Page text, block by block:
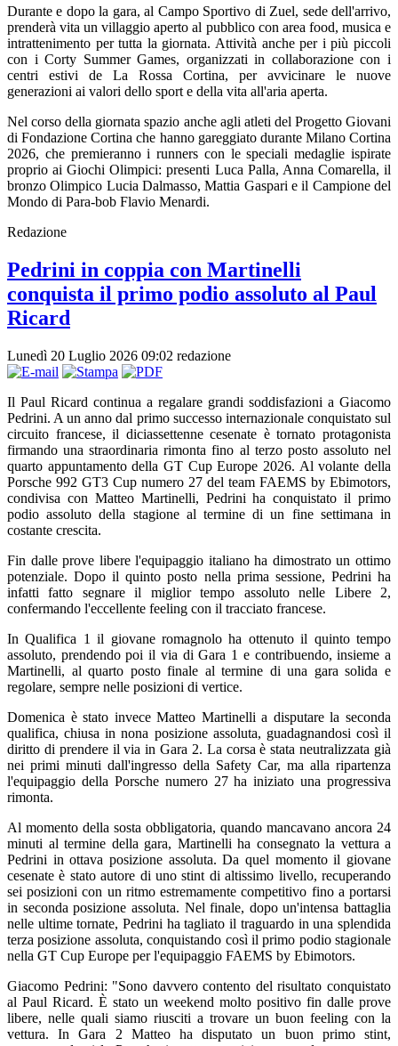
Durante e dopo la gara, al Campo Sportivo di Zuel, sede dell'arrivo,
prenderà vita un villaggio aperto al pubblico con area food, musica e
intrattenimento per tutta la giornata. Attività anche per i più piccoli
con i Corty Summer Games, organizzati in collaborazione con i
centri estivi de La Rossa Cortina, per avvicinare le nuove
generazioni ai valori dello sport e della vita all'aria aperta.
Nel corso della giornata spazio anche agli atleti del Progetto Giovani
di Fondazione Cortina che hanno gareggiato durante Milano Cortina
2026, che premieranno i runners con le speciali medaglie ispirate
proprio ai Giochi Olimpici: presenti Luca Palla, Anna Comarella, il
bronzo Olimpico Lucia Dalmasso, Mattia Gaspari e il Campione del
Mondo di Para-bob Flavio Menardi.
Redazione
Pedrini in coppia con Martinelli
conquista il primo podio assoluto al Paul
Ricard
Lunedì 20 Luglio 2026 09:02 redazione
Il Paul Ricard continua a regalare grandi soddisfazioni a Giacomo
Pedrini. A un anno dal primo successo internazionale conquistato sul
circuito francese, il diciassettenne cesenate è tornato protagonista
firmando una straordinaria rimonta fino al terzo posto assoluto nel
quarto appuntamento della GT Cup Europe 2026. Al volante della
Porsche 992 GT3 Cup numero 27 del team FAEMS by Ebimotors,
condivisa con Matteo Martinelli, Pedrini ha conquistato il primo
podio assoluto della stagione al termine di un fine settimana in
costante crescita.
Fin dalle prove libere l'equipaggio italiano ha dimostrato un ottimo
potenziale. Dopo il quinto posto nella prima sessione, Pedrini ha
infatti fatto segnare il miglior tempo assoluto nelle Libere 2,
confermando l'eccellente feeling con il tracciato francese.
In Qualifica 1 il giovane romagnolo ha ottenuto il quinto tempo
assoluto, prendendo poi il via di Gara 1 e contribuendo, insieme a
Martinelli, al quarto posto finale al termine di una gara solida e
regolare, sempre nelle posizioni di vertice.
Domenica è stato invece Matteo Martinelli a disputare la seconda
qualifica, chiusa in nona posizione assoluta, guadagnandosi così il
diritto di prendere il via in Gara 2. La corsa è stata neutralizzata già
nei primi minuti dall'ingresso della Safety Car, ma alla ripartenza
l'equipaggio della Porsche numero 27 ha iniziato una progressiva
rimonta.
Al momento della sosta obbligatoria, quando mancavano ancora 24
minuti al termine della gara, Martinelli ha consegnato la vettura a
Pedrini in ottava posizione assoluta. Da quel momento il giovane
cesenate è stato autore di uno stint di altissimo livello, recuperando
sei posizioni con un ritmo estremamente competitivo fino a portarsi
in seconda posizione assoluta. Nel finale, dopo un'intensa battaglia
nelle ultime tornate, Pedrini ha tagliato il traguardo in una splendida
terza posizione assoluta, conquistando così il primo podio stagionale
nella GT Cup Europe per l'equipaggio FAEMS by Ebimotors.
Giacomo Pedrini: "Sono davvero contento del risultato conquistato
al Paul Ricard. È stato un weekend molto positivo fin dalle prove
libere, nelle quali siamo riusciti a trovare un buon feeling con la
vettura. In Gara 2 Matteo ha disputato un buon primo stint,